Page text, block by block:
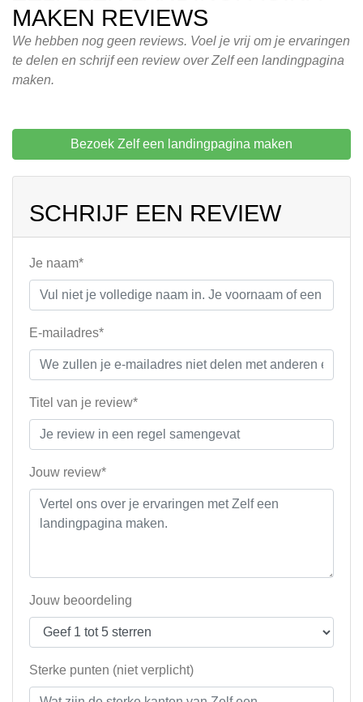
MAKEN REVIEWS
We hebben nog geen reviews. Voel je vrij om je ervaringen
te delen en schrijf een review over Zelf een landingpagina
maken.
Bezoek Zelf een landingpagina maken
SCHRIJF EEN REVIEW
Je naam*
E-mailadres*
Titel van je review*
Jouw review*
Jouw beoordeling
Sterke punten (niet verplicht)